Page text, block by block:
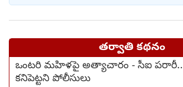
తర్వాతి కథనం
ఒంటరి మహిళపై అత్యాచారం - సీఐ
కనిపెట్టని పోలీసులు